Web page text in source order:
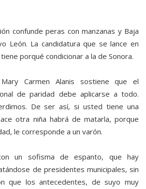
confunde peras con manzanas y Baja
León. La candidatura que se lance en
porqué condicionar a la de Sonora.
Carmen Alanis sostiene que el
de paridad debe aplicarse a todo.
De ser así, si usted tiene una
otra niña habrá de matarla, porque
le corresponde a un varón.
un sofisma de espanto, que hay
de presidentes municipales, sin
que los antecedentes, de suyo muy